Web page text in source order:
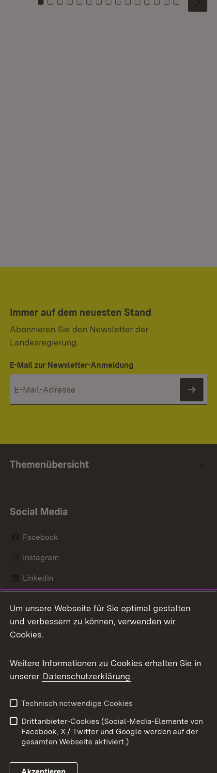
Zu Kachel: 0
Zu Kachel: 1
Zu Kachel: 2
Zu Kachel: 3
Zu Kachel: 4
Zu Kachel: 5
Zu Kachel: 6
Zu Kachel: 7
Zu Kachel: 8
Zu Kachel: 9
Zu Kachel: 10
Zu Kachel: 11
Zu Kachel: 12
Zu Kachel:
Zu
Immer auf dem neuesten Stand
Abonnieren Sie den Newsletter der
Landesregierung.
E-Mail zur Newsletter-Anmeldung
Themenübersicht
Social Media
Facebook
Instagram
LinkedIn
X / Twitter
Youtube
Kontakt
Datenschutz
Barrierefreiheit
Impressum
Cookies
Um unsere Webseite für Sie optimal gestalten
und verbessern zu können, verwenden wir
Cookies.
Weitere Informationen zu Cookies erhalten Sie in
unserer Datenschutzerklärung.
Technisch notwendige Cookies
Drittanbieter-Cookies (Social-Media-Elemente von
Facebook, X / Twitter und Google werden auf der
gesamten Webseite aktiviert.)